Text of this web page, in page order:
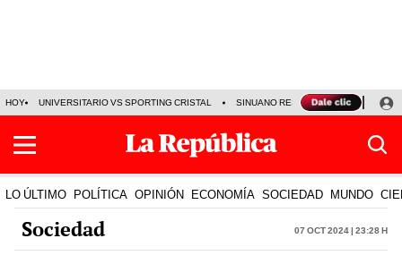
HOY UNIVERSITARIO VS SPORTING CRISTAL SINUANO RESULTADOS HOY
LO ÚLTIMO POLÍTICA OPINIÓN ECONOMÍA SOCIEDAD MUNDO
Sociedad 07 Oct 2024 | 23:28 h